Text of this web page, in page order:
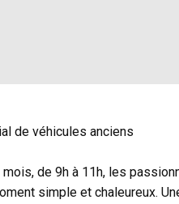
de véhicules anciens
mois, de 9h à 11h, les
simple et chaleureux.